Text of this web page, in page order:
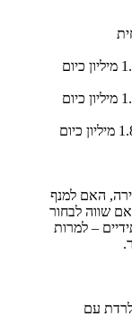
3 חדרים כ-700 אלף ש"ח בשוק חופשי כ-1.3 מיליון כיום
4 חדרים כ-900 אלף ש"ח בשוק חופשי כ-1.6 מיליון כיום
5 חדרים כ-1.1 מיליון ש"ח בשוק חופשי כ-1.8 מיליון כיום
האם למנף
שווה לבחור
– למרות
לרדת עם